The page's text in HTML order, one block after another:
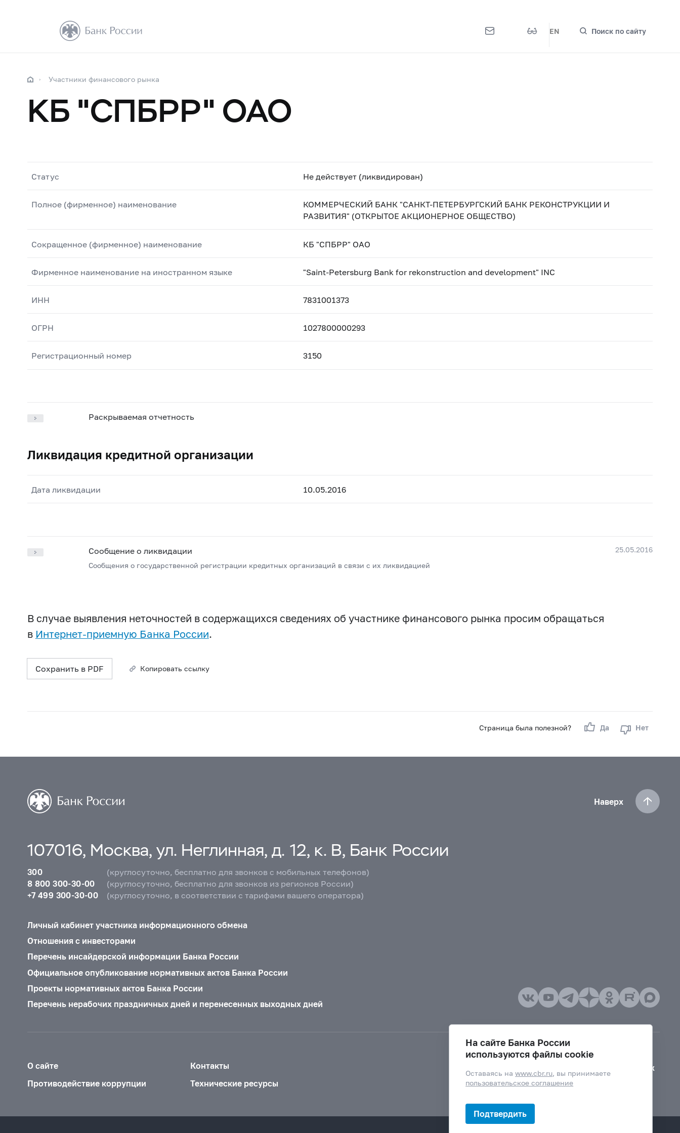
EN Поиск по сайту
Участники финансового рынка
КБ "СПБРР" ОАО
Статус Не действует (ликвидирован)
Полное (фирменное) наименование
КОММЕРЧЕСКИЙ БАНК "САНКТ-ПЕТЕРБУРГСКИЙ БАНК РЕКОНСТРУКЦИИ И
РАЗВИТИЯ" (ОТКРЫТОЕ АКЦИОНЕРНОЕ ОБЩЕСТВО)
Сокращенное (фирменное) наименование КБ "СПБРР" ОАО
Фирменное наименование на иностранном языке "Saint-Petersburg Bank for rekonstruction аnd development" INC
ИНН 7831001373
ОГРН 1027800000293
Регистрационный номер 3150
Раскрываемая отчетность
Ликвидация кредитной организации
Дата ликвидации 10.05.2016
25.05.2016
Сообщение о ликвидации
Сообщения о государственной регистрации кредитных организаций в связи с их ликвидацией
В случае выявления неточностей в содержащихся сведениях об участнике финансового рынка просим обращаться
в Интернет-приемную Банка России.
Сохранить в PDF Копировать ссылку
Страница была полезной? Да Нет
Наверх
107016, Москва, ул. Неглинная, д. 12, к. В, Банк России
300
(круглосуточно, бесплатно для звонков с мобильных телефонов)
8 800 300-30-00
(круглосуточно, бесплатно для звонков из регионов России)
+7 499 300-30-00
(круглосуточно, в соответствии с тарифами вашего оператора)
Личный кабинет участника информационного обмена
Отношения с инвесторами
Перечень инсайдерской информации Банка России
Официальное опубликование нормативных актов Банка России
Проекты нормативных актов Банка России
Перечень нерабочих праздничных дней и перенесенных выходных дней
О сайте
Контакты
Противодействие коррупции
Технические ресурсы
Версия для слабовидящих
На сайте Банка России
используются файлы cookie
Оставаясь наwww.cbr.ru, вы принимаете
пользовательское соглашение
Подтвердить